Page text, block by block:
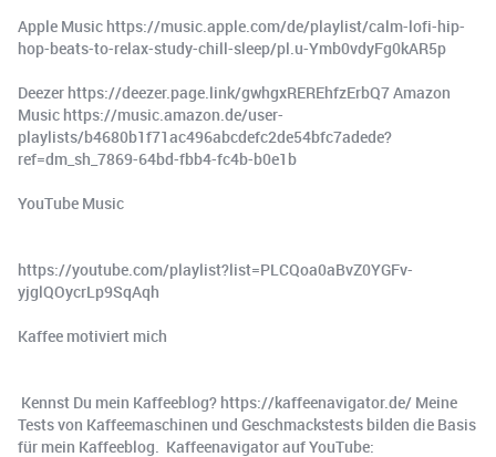
Apple Music https://music.apple.com/de/playlist/calm-lofi-hip-
hop-beats-to-relax-study-chill-sleep/pl.u-Ymb0vdyFg0kAR5p
Deezer https://deezer.page.link/gwhgxREREhfzErbQ7 Amazon
Music https://music.amazon.de/user-
playlists/b4680b1f71ac496abcdefc2de54bfc7adede?
ref=dm_sh_7869-64bd-fbb4-fc4b-b0e1b
YouTube Music
https://youtube.com/playlist?list=PLCQoa0aBvZ0YGFv-
yjglQOycrLp9SqAqh
Kaffee motiviert mich
️ Kennst Du mein Kaffeeblog? https://kaffeenavigator.de/ Meine
Tests von Kaffeemaschinen und Geschmackstests bilden die Basis
für mein Kaffeeblog. ️ Kaffeenavigator auf YouTube: